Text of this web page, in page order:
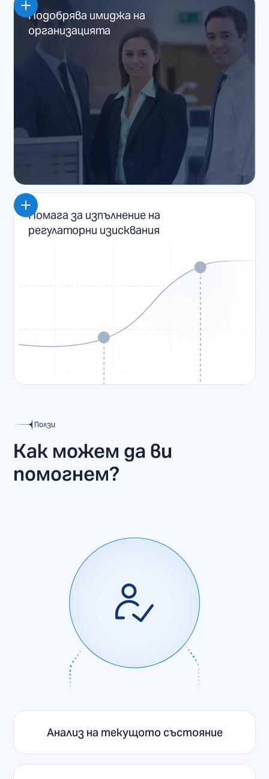
Подобрява имиджа на
организацията
Помага за изпълнение на
регулаторни изисквания
Ползи
Как можем да ви
помогнем?
Анализ на текущото състояние